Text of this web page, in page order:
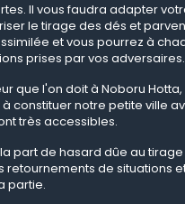
Il vous faudra adapter
le tirage des dés et
et vous pourrez à
prises par vos adversaires.
que l'on doit à Noboru
constituer notre petite ville
très accessibles.
part de hasard dûe au
de situations
partie.